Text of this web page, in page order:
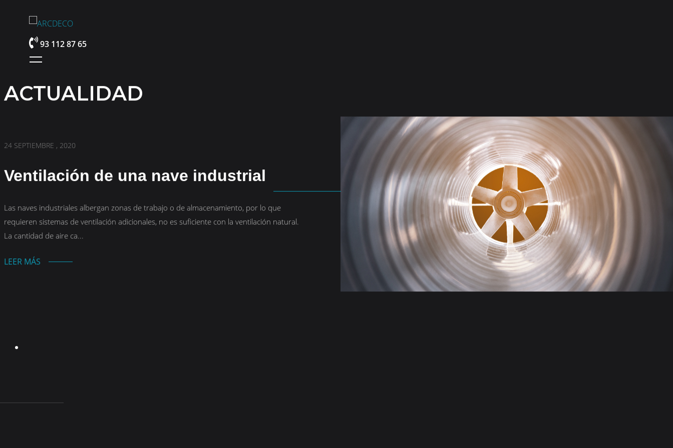
93 112 87 65
ACTUALIDAD
24 SEPTIEMBRE , 2020
Ventilación de una nave industrial
Las naves industriales albergan zonas de trabajo o de almacenamiento, por lo que
requieren sistemas de ventilación adicionales, no es suficiente con la ventilación natural.
La cantidad de aire ca...
LEER MÁS